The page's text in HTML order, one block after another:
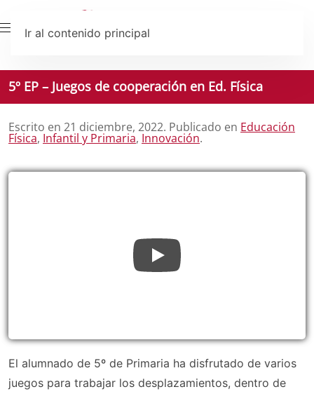
Ir al contenido principal
5º EP – Juegos de cooperación en Ed. Física
Escrito en 21 diciembre, 2022. Publicado en Educación
Física, Infantil y Primaria, Innovación.
El alumnado de 5º de Primaria ha disfrutado de varios
juegos para trabajar los desplazamientos, dentro de